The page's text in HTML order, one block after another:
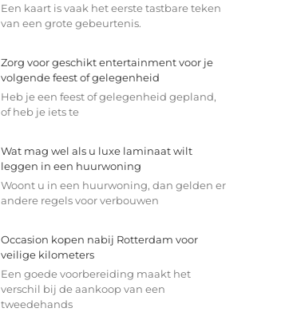
Een kaart is vaak het eerste tastbare teken
van een grote gebeurtenis.
Zorg voor geschikt entertainment voor je
volgende feest of gelegenheid
Heb je een feest of gelegenheid gepland,
of heb je iets te
Wat mag wel als u luxe laminaat wilt
leggen in een huurwoning
Woont u in een huurwoning, dan gelden er
andere regels voor verbouwen
Occasion kopen nabij Rotterdam voor
veilige kilometers
Een goede voorbereiding maakt het
verschil bij de aankoop van een
tweedehands